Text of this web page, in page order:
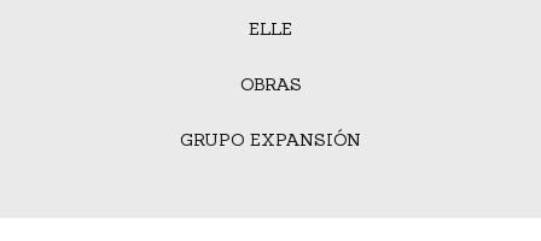
ELLE
OBRAS
GRUPO EXPANSIÓN